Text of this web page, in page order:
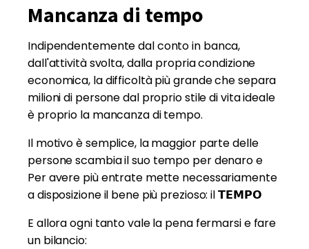
Mancanza di tempo
Indipendentemente dal conto in banca,
dall'attività svolta, dalla propria condizione
economica, la difficoltà più grande che separa
milioni di persone dal proprio stile di vita ideale
è proprio la mancanza di tempo.
Il motivo è semplice, la maggior parte delle
persone scambia il suo tempo per denaro e
Per avere più entrate mette necessariamente
a disposizione il bene più prezioso: il 𝗧𝗘𝗠𝗣𝗢
E allora ogni tanto vale la pena fermarsi e fare
un bilancio: